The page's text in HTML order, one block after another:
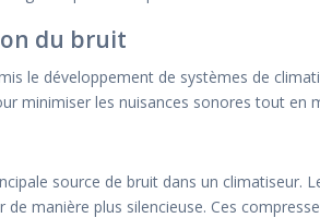
du bruit
le développement de systèmes de
minimiser les nuisances sonores tout en
source de bruit dans un climatiseur.
manière plus silencieuse. Ces